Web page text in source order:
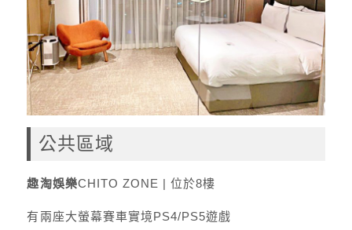
公共區域
趣淘娛樂CHITO ZONE | 位於8樓
有兩座大螢幕賽車實境PS4/PS5遊戲